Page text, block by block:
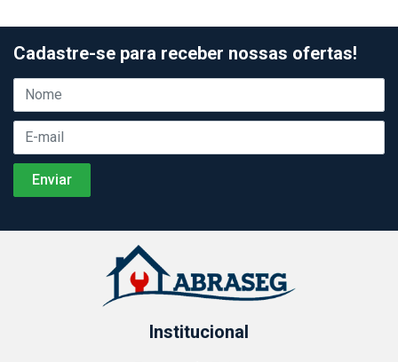
Cadastre-se para receber nossas ofertas!
Institucional